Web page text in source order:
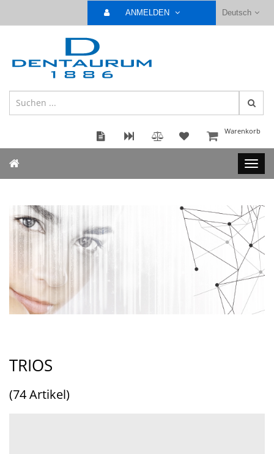
Deutsch
ANMELDEN
Warenkorb
TRIOS
(74 Artikel)